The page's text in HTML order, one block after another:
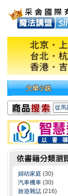
婦幼家庭 (30)
汽車機車 (30)
旅遊雜誌 (216)